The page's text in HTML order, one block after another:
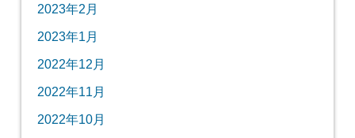
2023年2月
2023年1月
2022年12月
2022年11月
2022年10月